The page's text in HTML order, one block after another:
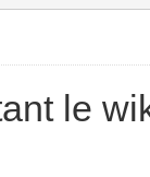
le